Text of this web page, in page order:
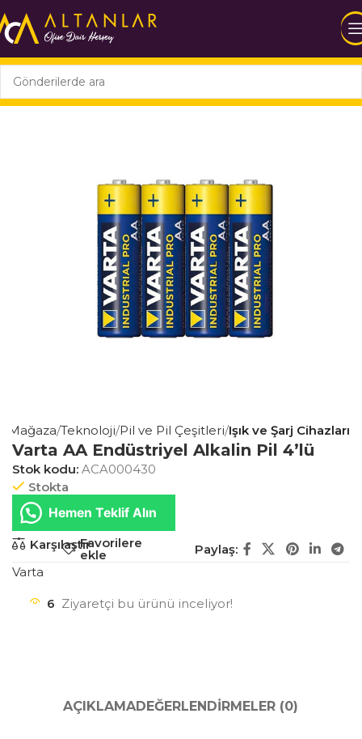
Mağaza Teknoloji Pil ve Pil Çeşitleri Işık ve Şarj Cihazları
Varta AA Endüstriyel Alkalin Pil 4’lü
Stok kodu: ACA000430
Stokta
Hemen Teklif Alın
KarşılaştırFavorilere
ekle
Paylaş:
Varta
6 Ziyaretçi bu ürünü inceliyor!
AÇIKLAMADEĞERLENDIRMELER (0)